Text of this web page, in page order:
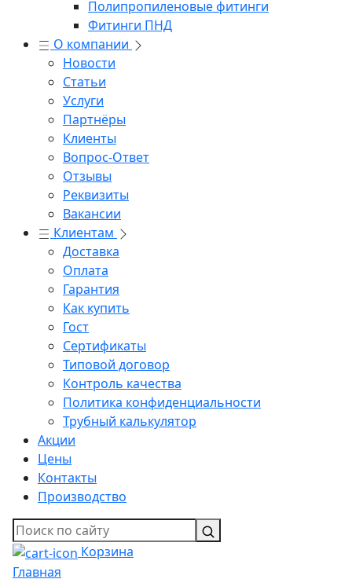
Полипропиленовые фитинги
Фитинги ПНД
О компании
Новости
Статьи
Услуги
Партнёры
Клиенты
Вопрос-Ответ
Отзывы
Реквизиты
Вакансии
Клиентам
Доставка
Оплата
Гарантия
Как купить
Гост
Сертификаты
Типовой договор
Контроль качества
Политика конфиденциальности
Трубный калькулятор
Акции
Цены
Контакты
Производство
Корзина
Главная